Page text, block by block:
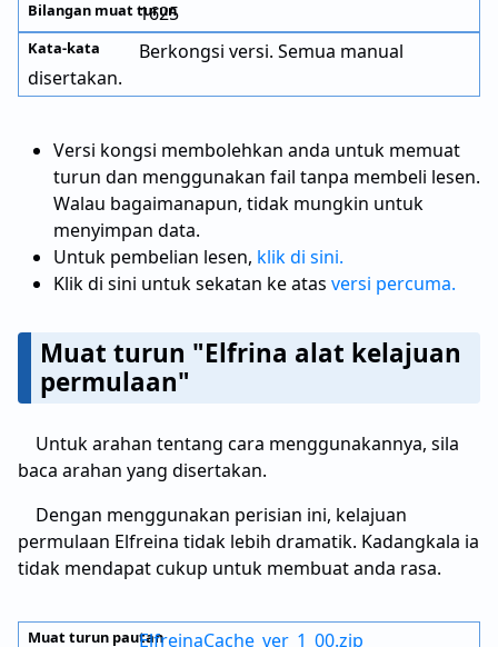
1625
Berkongsi versi. Semua manual
disertakan.
Versi kongsi membolehkan anda untuk memuat
turun dan menggunakan fail tanpa membeli lesen.
Walau bagaimanapun, tidak mungkin untuk
menyimpan data.
Untuk pembelian lesen, klik di sini.
Klik di sini untuk sekatan ke atas versi percuma.
Muat turun "Elfrina alat kelajuan
permulaan"
Untuk arahan tentang cara menggunakannya, sila
baca arahan yang disertakan.
Dengan menggunakan perisian ini, kelajuan
permulaan Elfreina tidak lebih dramatik. Kadangkala ia
tidak mendapat cukup untuk membuat anda rasa.
ElfreinaCache_ver_1_00.zip